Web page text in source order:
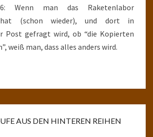
Wenn man das Raketenlabor
hat (schon wieder), und dort in
Post gefragt wird, ob “die Kopierten
weiß man, dass alles anders wird.
AUS DEN HINTEREN REIHEN